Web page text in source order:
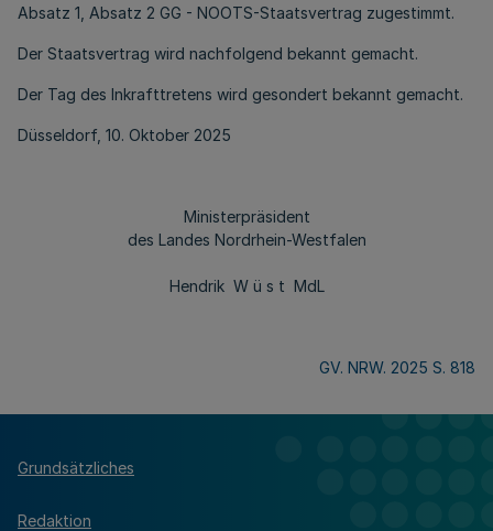
Absatz 1, Absatz 2 GG - NOOTS-Staatsvertrag zugestimmt.
Der Staatsvertrag wird nachfolgend bekannt gemacht.
Der Tag des Inkrafttretens wird gesondert bekannt gemacht.
Düsseldorf, 10. Oktober 2025
Ministerpräsident
des Landes Nordrhein-Westfalen
Hendrik W ü s t MdL
GV. NRW. 2025 S. 818
Grundsätzliches
Redaktion